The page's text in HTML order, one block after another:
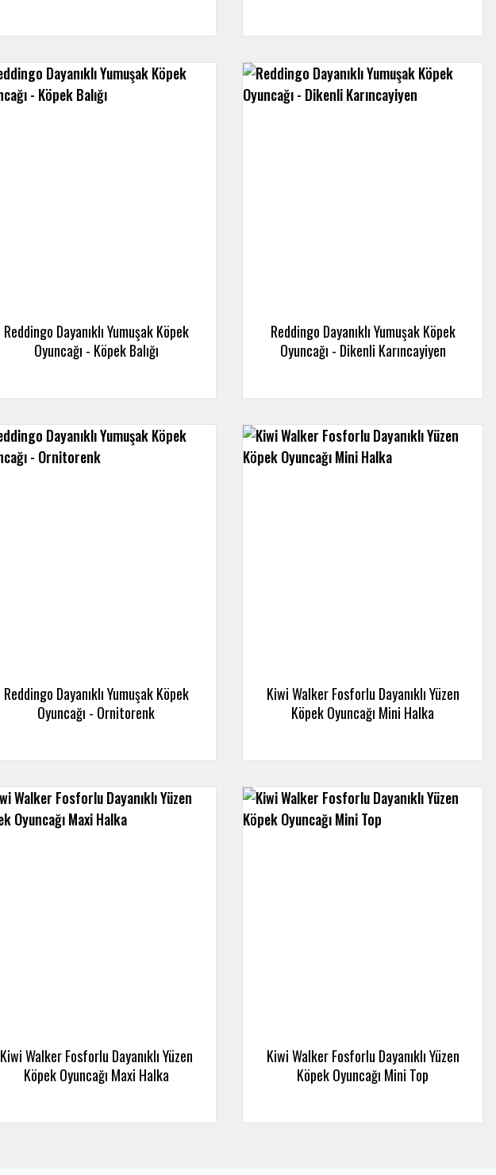
Reddingo Dayanıklı Yumuşak Köpek
Oyuncağı - Köpek Balığı
Reddingo Dayanıklı Yumuşak Köpek
Oyuncağı - Dikenli Karıncayiyen
Reddingo Dayanıklı Yumuşak Köpek
Oyuncağı - Ornitorenk
Kiwi Walker Fosforlu Dayanıklı Yüzen
Köpek Oyuncağı Mini Halka
Kiwi Walker Fosforlu Dayanıklı Yüzen
Köpek Oyuncağı Maxi Halka
Kiwi Walker Fosforlu Dayanıklı Yüzen
Köpek Oyuncağı Mini Top